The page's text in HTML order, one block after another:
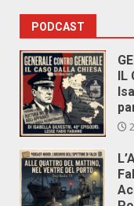
PODCAST
IL